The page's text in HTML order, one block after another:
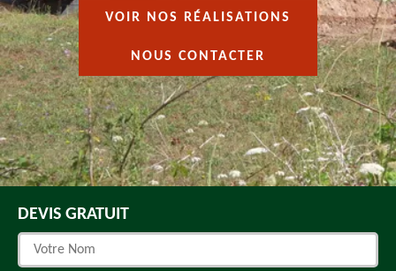
VOIR NOS RÉALISATIONS
NOUS CONTACTER
DEVIS GRATUIT